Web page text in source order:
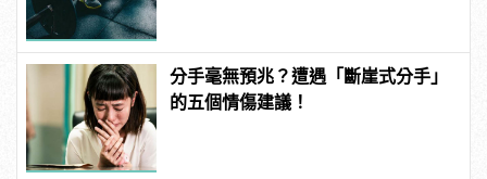
分手毫無預兆？遭遇「斷崖式分手」
的五個情傷建議！